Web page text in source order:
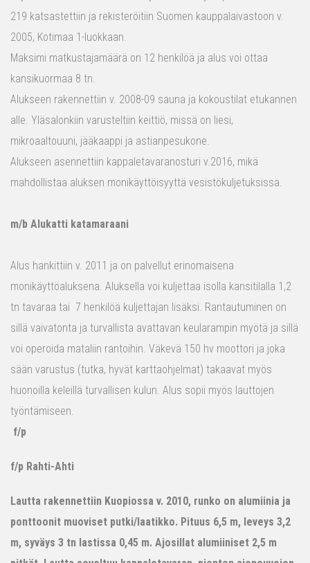
219 katsastettiin ja rekisteröitiin Suomen kauppalaivastoon v.
2005, Kotimaa 1-luokkaan.
Maksimi matkustajamäärä on 12 henkilöä ja alus voi ottaa
kansikuormaa 8 tn.
Alukseen rakennettiin v. 2008-09 sauna ja kokoustilat etukannen
alle. Yläsalonkiin varusteltiin keittiö, missä on liesi,
mikroaaltouuni, jääkaappi ja astianpesukone.
Alukseen asennettiin kappaletavaranosturi v.2016, mikä
mahdollistaa aluksen monikäyttöisyyttä vesistökuljetuksissa.
m/b Alukatti katamaraani
Alus hankittiin v. 2011 ja on palvellut erinomaisena
monikäyttöaluksena. Aluksella voi kuljettaa isolla kansitilalla 1,2
tn tavaraa tai 7 henkilöä kuljettajan lisäksi. Rantautuminen on
sillä vaivatonta ja turvallista avattavan keularampin myötä ja sillä
voi operoida mataliin rantoihin. Väkevä 150 hv moottori ja joka
sään varustus (tutka, hyvät karttaohjelmat) takaavat myös
huonoilla keleillä turvallisen kulun. Alus sopii myös lauttojen
työntämiseen.
f/p
f/p Rahti-Ahti
Lautta rakennettiin Kuopiossa v. 2010, runko on alumiinia ja
ponttoonit muoviset putki/laatikko. Pituus 6,5 m, leveys 3,2
m, syväys 3 tn lastissa 0,45 m. Ajosillat alumiiniset 2,5 m